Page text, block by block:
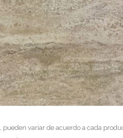
variar de acuerdo a cada